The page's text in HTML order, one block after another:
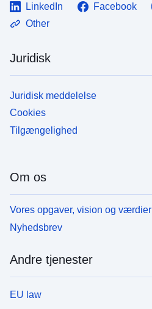
LinkedIn Facebook
Other
Juridisk
Juridisk meddelelse
Cookies
Tilgængelighed
Om os
Vores opgaver, vision og værdier
Nyhedsbrev
Andre tjenester
EU law